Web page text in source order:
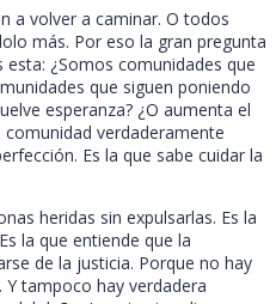
a volver a caminar. O todos
más. Por eso la gran pregunta
¿Somos comunidades que
que siguen poniendo
esperanza? ¿O aumenta el
verdaderamente
Es la que sabe cuidar la
heridas sin expulsarlas. Es la
la que entiende que la
de la justicia. Porque no hay
tampoco hay verdadera